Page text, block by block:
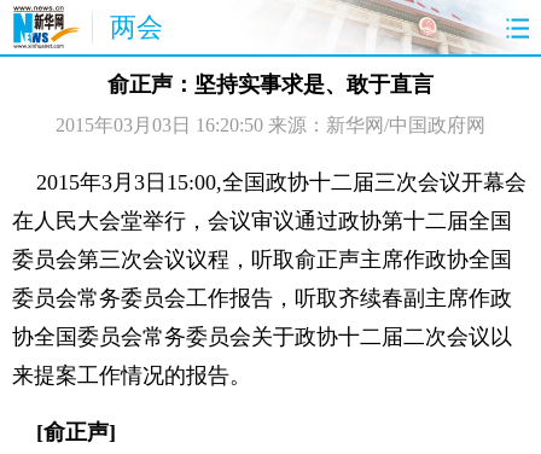
两会
聚焦 最新报道
视频 特稿 授权发布 直播
访谈 炫数据 图片 思客
俞正声：坚持实事求是、敢于直言
2015年03月03日 16:20:50 来源：新华网/中国政府网
2015年3月3日15:00,全国政协十二届三次会议开幕会
在人民大会堂举行，会议审议通过政协第十二届全国
委员会第三次会议议程，听取俞正声主席作政协全国
委员会常务委员会工作报告，听取齐续春副主席作政
协全国委员会常务委员会关于政协十二届二次会议以
来提案工作情况的报告。
[俞正声]